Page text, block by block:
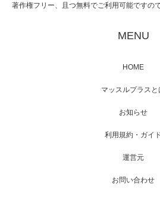
映画「メカバース
【TV】NHK BS「
著作権フリー、且つ無料でご利用可能ですの
MENU
HOME
マッスルプラスと
お知らせ
利用規約・ガイ
運営元
お問い合わせ